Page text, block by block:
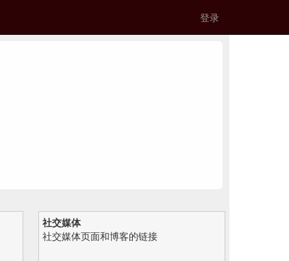
登录
社交媒体
社交媒体页面和博客的链接